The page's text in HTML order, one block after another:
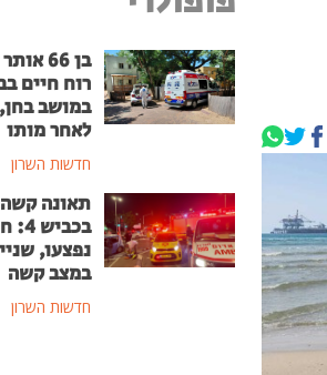
בן 66
רוח חיים
במושב
לאחר מותו
חדשות השרון
תאונה קשה
נפצעו,
במצב קשה
חדשות השרון